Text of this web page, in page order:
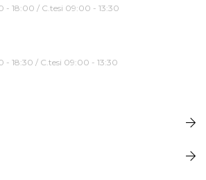
- 18:00 / C.tesi 09:00 - 13:30
18:30 / C.tesi 09:00 - 13:30